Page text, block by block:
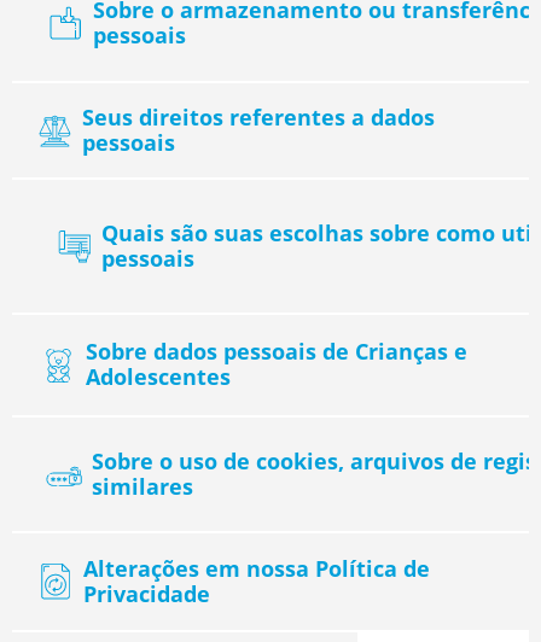
Sobre o armazenamento ou
pessoais
Seus direitos referentes a dados
pessoais
Quais são suas escolhas sobre como
pessoais
Sobre dados pessoais de Crianças e
Adolescentes
Sobre o uso de cookies, arquivos de
similares
Alterações em nossa Política de
Privacidade